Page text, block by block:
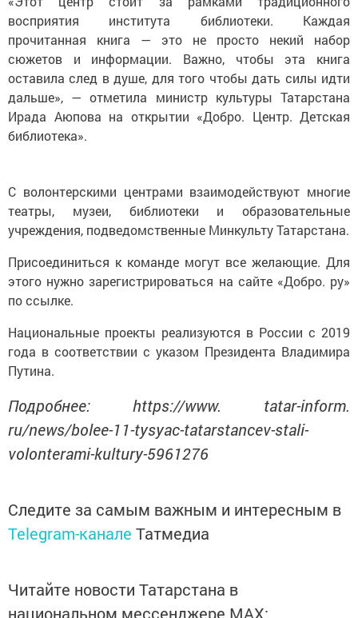
восприятия института библиотеки. Каждая
прочитанная книга — это не просто некий набор
сюжетов и информации. Важно, чтобы эта книга
оставила след в душе, для того чтобы дать силы идти
дальше», — отметила министр культуры Татарстана
Ирада Аюпова на открытии «Добро. Центр. Детская
библиотека».
театры, музеи, библиотеки и образовательные
учреждения, подведомственные Минкульту Татарстана.
этого нужно зарегистрироваться на сайте «Добро. ру»
по ссылке.
года в соответствии с указом Президента Владимира
Путина.
ru/news/bolee-11-tysyac-tatarstancev-stali-
volonterami-kultury-5961276
Telegram-каналеТатмедиа
Читайте новости Татарстана в
национальном мессенджере MАХ: